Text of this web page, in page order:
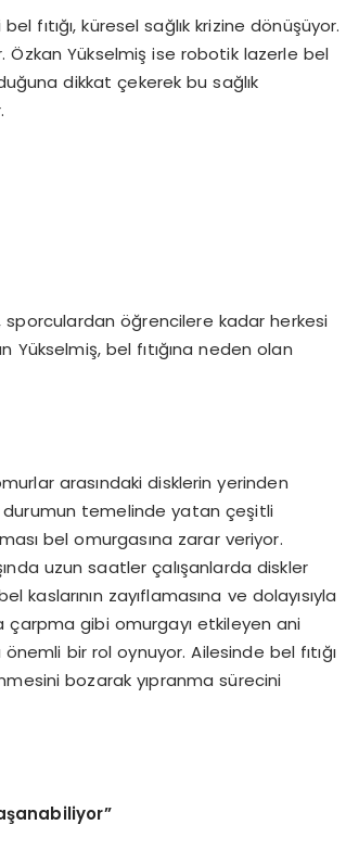
fıtığı, küresel sağlık krizine dönüşüyor.
Özkan Yükselmiş ise robotik lazerle bel
dikkat çekerek bu sağlık
sporculardan öğrencilere kadar herkesi
Yükselmiş, bel fıtığına neden olan
arasındaki disklerin yerinden
durumun temelinde yatan çeşitli
bel omurgasına zarar veriyor.
uzun saatler çalışanlarda diskler
zayıflamasına ve dolayısıyla
çarpma gibi omurgayı etkileyen ani
bir rol oynuyor. Ailesinde bel fıtığı
bozarak yıpranma sürecini